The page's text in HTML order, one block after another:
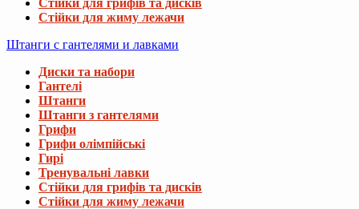
Стійки для жиму лежачи
Штанги с гантелями и лавками
Диски та набори
Гантелі
Штанги
Штанги з гантелями
Грифи
Грифи олімпійські
Гирі
Тренувальні лавки
Стійки для грифів та дисків
Стійки для жиму лежачи